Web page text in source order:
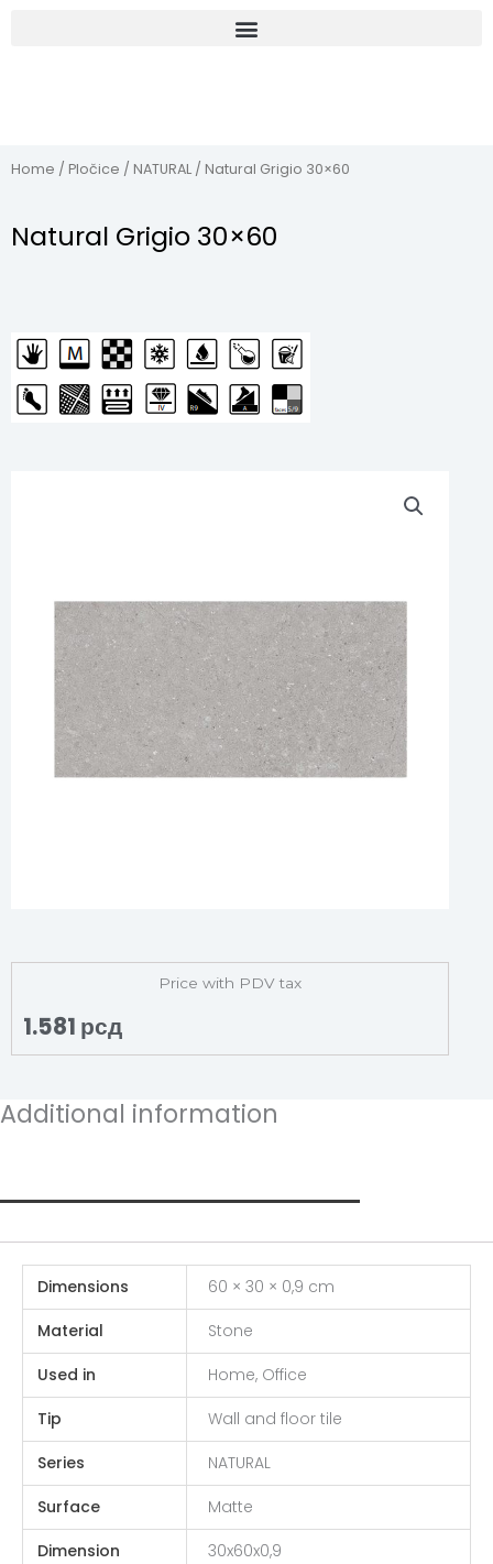
Home / Pločice / NATURAL / Natural Grigio 30×60
Natural Grigio 30×60
Price with PDV tax
1.581 рсд
Additional information
Dimensions
60 × 30 × 0,9 cm
Material
Stone
Used in
Home, Office
Tip
Wall and floor tile
Series
NATURAL
Surface
Matte
Dimension
30x60x0,9